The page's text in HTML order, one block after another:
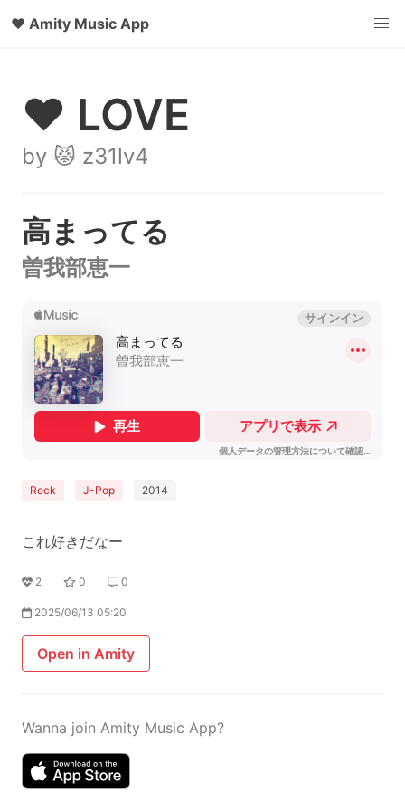
♥ Amity Music App
♥ LOVE
by 😾 z31lv4
高まってる
曽我部恵一
Rock J-Pop 2014
これ好きだなー
2 0 0
2025/06/13 05:20
Open in Amity
Wanna join Amity Music App?